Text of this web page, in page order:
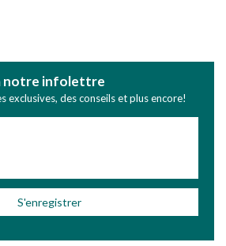
notre infolettre
exclusives, des conseils et plus encore!